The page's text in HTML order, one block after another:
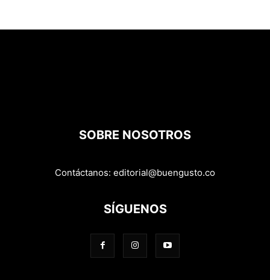
SOBRE NOSOTROS
Contáctanos: editorial@buengusto.co
SÍGUENOS